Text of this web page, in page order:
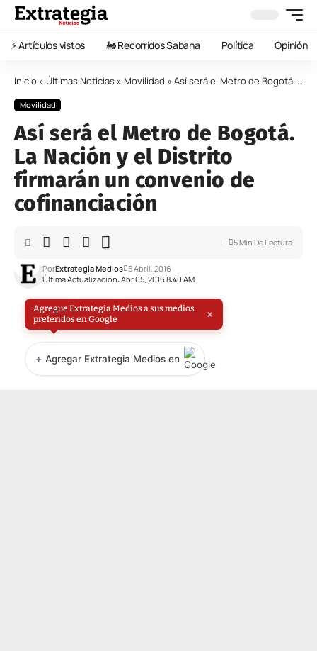
⚡️ Artículos vistos 🚂 Recorridos Sabana Política Opinión
Inicio » Últimas Noticias » Movilidad » Así será el Metro de Bogotá. La Nación y el Distrito firmarán un convenio de cofinanciación
Movilidad
Así será el Metro de Bogotá.
La Nación y el Distrito
firmarán un convenio de
cofinanciación
Última Actualización: Abr 05, 2016 8:40 AM
PorExtrategia Medios 5 Abril, 2016
5 Min De Lectura
Agregue Extrategia Medios a sus medios
preferidos en Google
×
+ Agregar Extrategia Medios en